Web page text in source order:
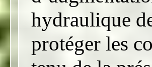
hydraulique
protéger les